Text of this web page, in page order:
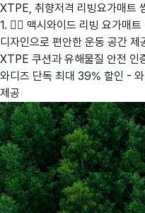
XTPE, 취향저격 리빙요가매트
1. 🧘‍♀️ 맥시와이드 리빙 요가매
디자인으로 편안한 운동 공간
XTPE 쿠션과 유해물질 안전 인
와디즈 단독 최대 39% 할인 -
제공